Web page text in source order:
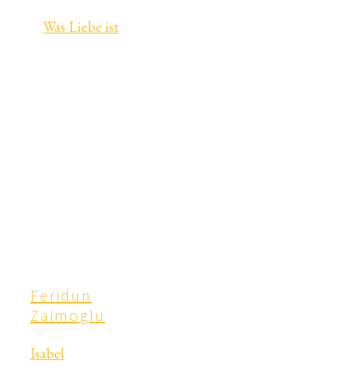
Was Liebe ist
Feridun
Zaimoglu
Isabel